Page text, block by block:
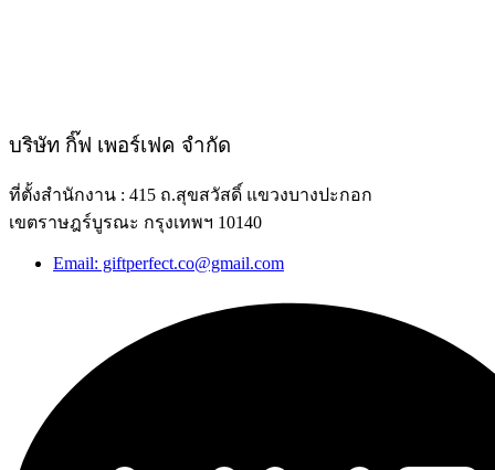
บริษัท กิ๊ฟ เพอร์เฟค จำกัด
ที่ตั้งสำนักงาน : 415 ถ.สุขสวัสดิ์ แขวงบางปะกอก
เขตราษฎร์บูรณะ กรุงเทพฯ 10140
Email: giftperfect.co@gmail.com